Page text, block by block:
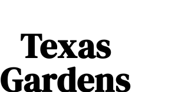
Texas
Gardens